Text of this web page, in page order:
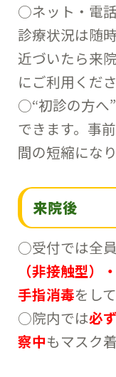
○ネット・電話
診療状況は随
近づいたら来院
にご利用くださ
○“初診の方へ
できます。事
間の短縮になり
来院後
○受付では全
（非接触型）
手指消毒をし
○院内では必
察中もマスク